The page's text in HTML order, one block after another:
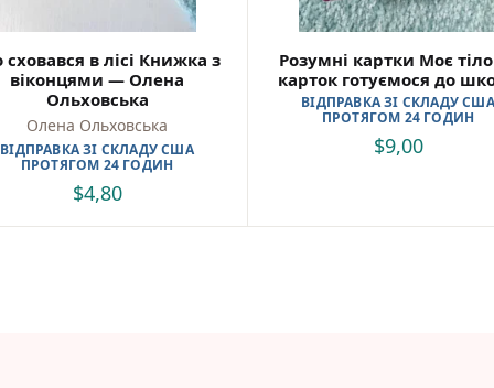
Книги для читання 10+
Вчимося читати
Прописи для дітей
Багаторазові прописи / Книги на липучках
Розмальовки та Аплікації
Енциклопедії
Розвивальні та пізнавальні книги
Навчальні книги
Книги про Україну
сховався в лісі Книжка з
віконцями — Олена
Ольховська
Олена Ольховська
ВІДПРАВКА ЗІ СКЛАДУ США
ПРОТЯГОМ 24 ГОДИН
$4,80
Розумні картки Моє
карток готуємося до
ВІДПРАВКА ЗІ СКЛАДУ США
ПРОТЯГОМ 24 ГОДИН
$9,00